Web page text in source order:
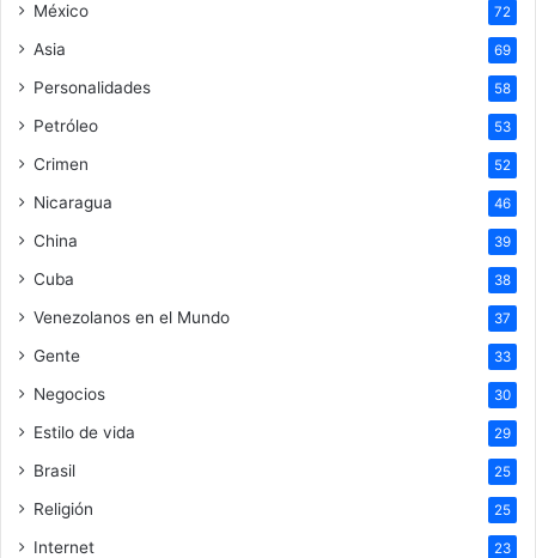
México 72
Asia 69
Personalidades 58
Petróleo 53
Crimen 52
Nicaragua 46
China 39
Cuba 38
Venezolanos en el Mundo 37
Gente 33
Negocios 30
Estilo de vida 29
Brasil 25
Religión 25
Internet 23